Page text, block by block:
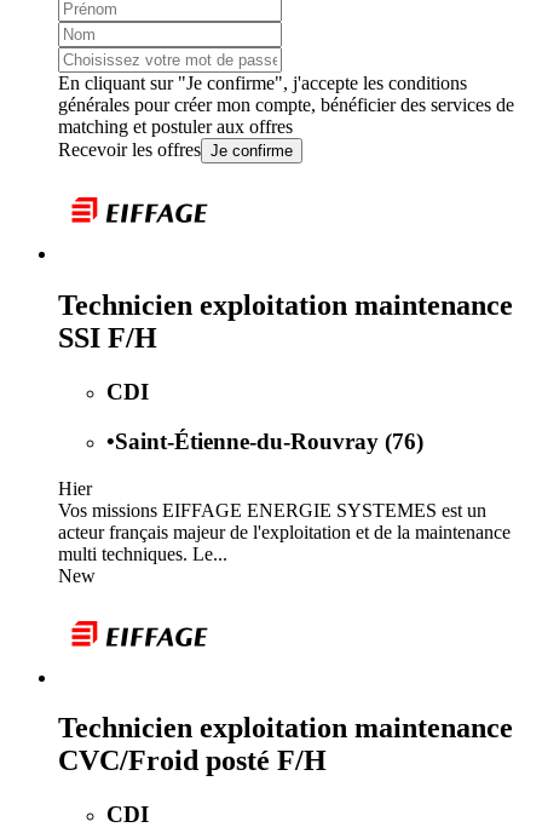
En cliquant sur "Je confirme", j'accepte les conditions
générales pour créer mon compte, bénéficier des services de
matching et postuler aux offres
Recevoir les offres Je confirme
Technicien exploitation maintenance
SSI F/H
CDI
•Saint-Étienne-du-Rouvray (76)
Hier
Vos missions EIFFAGE ENERGIE SYSTEMES est un
acteur français majeur de l'exploitation et de la maintenance
multi techniques. Le...
New
Technicien exploitation maintenance
CVC/Froid posté F/H
CDI